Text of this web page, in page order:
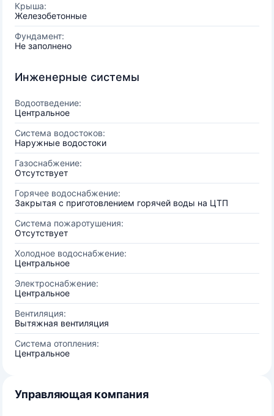
Крыша:
Железобетонные
Фундамент:
Не заполнено
Инженерные системы
Водоотведение:
Центральное
Система водостоков:
Наружные водостоки
Газоснабжение:
Отсутствует
Горячее водоснабжение:
Закрытая с приготовлением горячей воды на ЦТП
Система пожаротушения:
Отсутствует
Холодное водоснабжение:
Центральное
Электроснабжение:
Центральное
Вентиляция:
Вытяжная вентиляция
Система отопления:
Центральное
Управляющая компания